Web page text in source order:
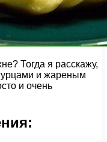
Тогда я расскажу,
и жареным
и очень